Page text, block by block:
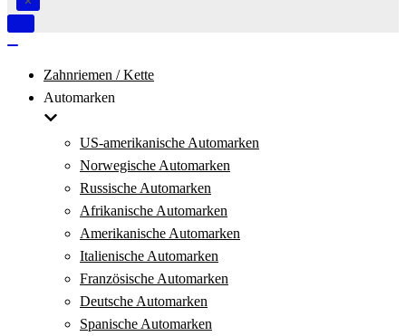
Navigation
Zahnriemen / Kette
Automarken
US-amerikanische Automarken
Norwegische Automarken
Russische Automarken
Afrikanische Automarken
Amerikanische Automarken
Italienische Automarken
Französische Automarken
Deutsche Automarken
Spanische Automarken